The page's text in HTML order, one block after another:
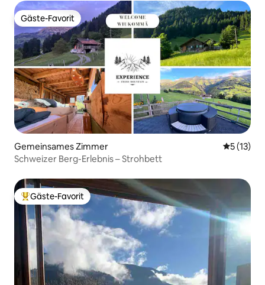
Gäste-Favorit
Gäste-Favorit
Gemeinsames Zimmer
5 (13)
Schweizer Berg-Erlebnis – Strohbett
Beliebter Gäste-Favorit.
Gäste-Favorit